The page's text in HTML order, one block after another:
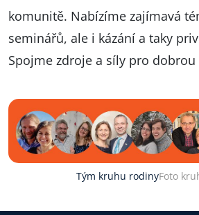
komunitě. Nabízíme zajímavá
seminářů, ale i kázání a taky
Spojme zdroje a síly pro
Tým kruhu rodinyFoto